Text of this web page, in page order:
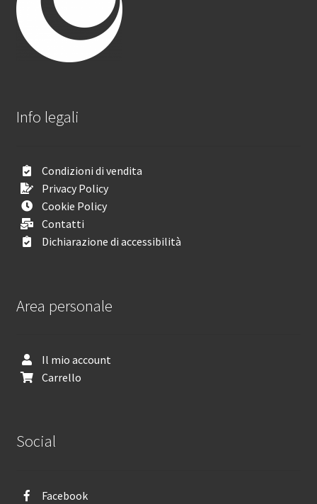
Info legali
Condizioni di vendita
Privacy Policy
Cookie Policy
Contatti
Dichiarazione di accessibilità
Area personale
Il mio account
Carrello
Social
Facebook